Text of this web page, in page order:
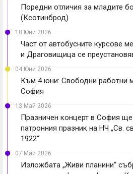
Поредни отличия за младите
(Ксотинброд)
18 Юни 2026
Част от автобусните курсове
и Драговищица се
04 Юни 2026
Към 4 юни: Свободни работни
София
13 Май 2026
Празничен концерт в София
патронния празник на НЧ „Св.
1922“
07 Май 2026
Изложбата „Живи планини“